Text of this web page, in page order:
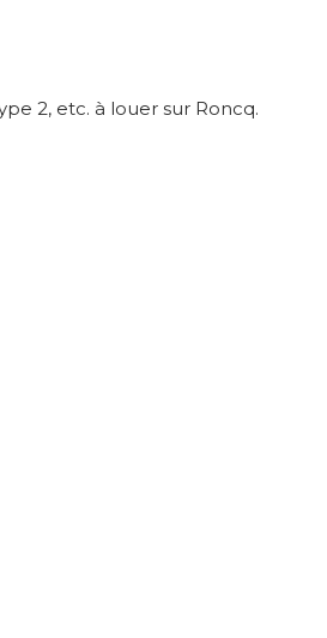
2, etc. à louer sur Roncq.